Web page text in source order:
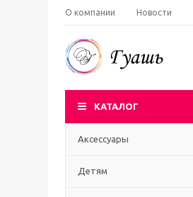
О компании Новости
КАТАЛОГ
Аксессуары
Детям